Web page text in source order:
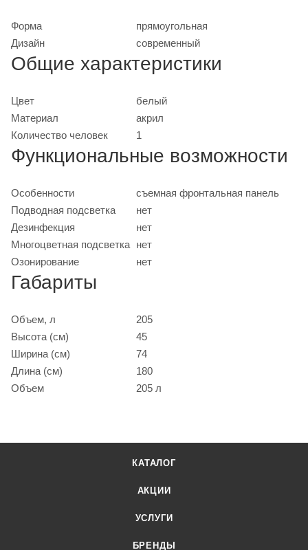
Форма
прямоугольная
Дизайн
современный
Общие характеристики
Цвет
белый
Материал
акрил
Количество человек
1
Функциональные возможности
Особенности
съемная фронтальная панель
Подводная подсветка
нет
Дезинфекция
нет
Многоцветная подсветка нет
Озонирование
нет
Габариты
Объем, л
205
Высота (см)
45
Ширина (см)
74
Длина (см)
180
Объем
205 л
КАТАЛОГ
АКЦИИ
УСЛУГИ
БРЕНДЫ